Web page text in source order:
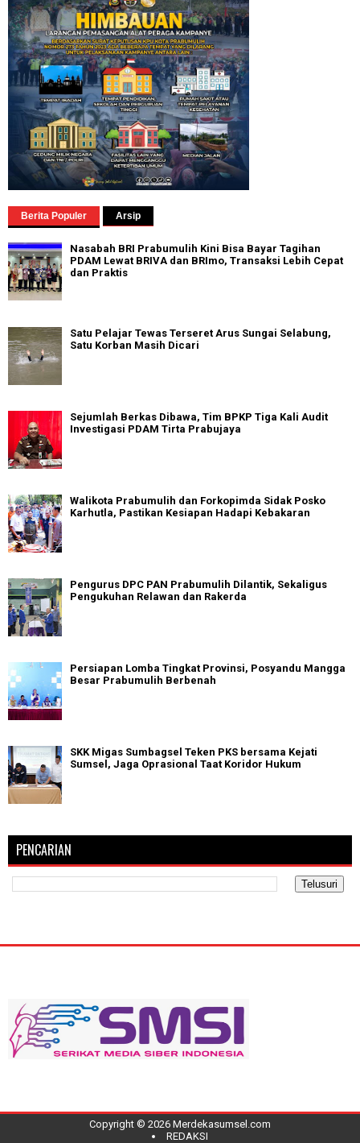
Berita Populer Arsip
Nasabah BRI Prabumulih Kini Bisa Bayar Tagihan
PDAM Lewat BRIVA dan BRImo, Transaksi Lebih Cepat
dan Praktis
Satu Pelajar Tewas Terseret Arus Sungai Selabung,
Satu Korban Masih Dicari
Sejumlah Berkas Dibawa, Tim BPKP Tiga Kali Audit
Investigasi PDAM Tirta Prabujaya
Walikota Prabumulih dan Forkopimda Sidak Posko
Karhutla, Pastikan Kesiapan Hadapi Kebakaran
Pengurus DPC PAN Prabumulih Dilantik, Sekaligus
Pengukuhan Relawan dan Rakerda
Persiapan Lomba Tingkat Provinsi, Posyandu Mangga
Besar Prabumulih Berbenah
SKK Migas Sumbagsel Teken PKS bersama Kejati
Sumsel, Jaga Oprasional Taat Koridor Hukum
PENCARIAN
Copyright © 2026 Merdekasumsel.com
REDAKSI